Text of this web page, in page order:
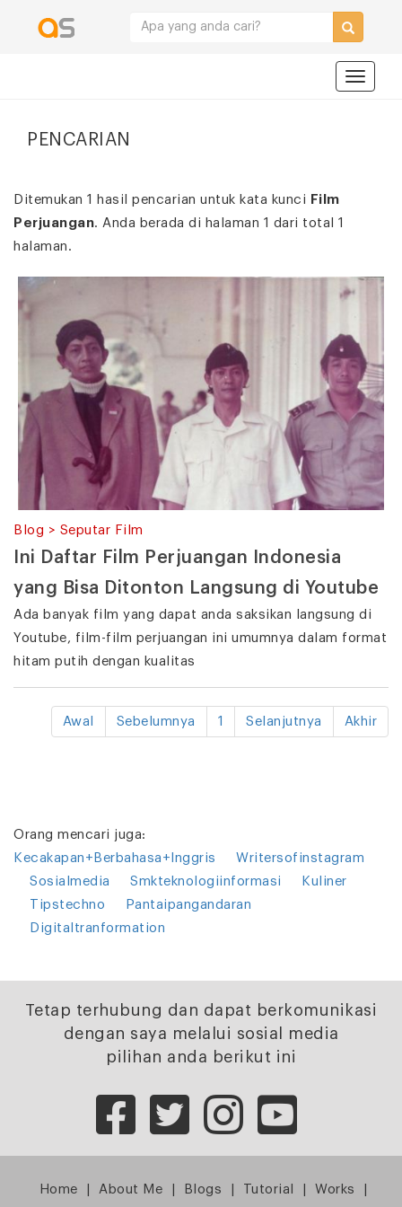
PENCARIAN
Ditemukan 1 hasil pencarian untuk kata kunci Film
Perjuangan. Anda berada di halaman 1 dari total 1
halaman.
Blog > Seputar Film
Ini Daftar Film Perjuangan Indonesia
yang Bisa Ditonton Langsung di Youtube
Ada banyak film yang dapat anda saksikan langsung di
Youtube, film-film perjuangan ini umumnya dalam format
hitam putih dengan kualitas
Awal Sebelumnya 1 Selanjutnya Akhir
Orang mencari juga:
Kecakapan+Berbahasa+Inggris
Writersofinstagram
Sosialmedia
Smkteknologiinformasi
Kuliner
Tipstechno
Pantaipangandaran
Digitaltranformation
Tetap terhubung dan dapat berkomunikasi
dengan saya melalui sosial media
pilihan anda berikut ini
Home About Me Blogs Tutorial Works